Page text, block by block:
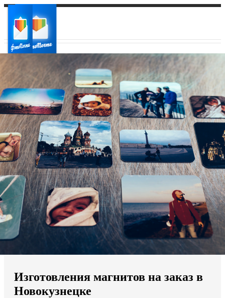
Ваш город:
Ваш регион доставки
Выберите из списка:
Мы доставляем по всему миру
Продолжить без города
Изготовления магнитов на заказ в
Новокузнецке